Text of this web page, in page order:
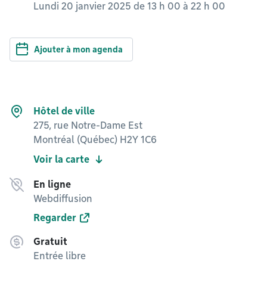
Lundi 20 janvier 2025 de 13 h 00 à 22 h 00
Ajouter à mon agenda
Hôtel de ville
275, rue Notre-Dame Est
Montréal (Québec) H2Y 1C6
Voir la carte
En ligne
Webdiffusion
Regarder
Gratuit
Entrée libre